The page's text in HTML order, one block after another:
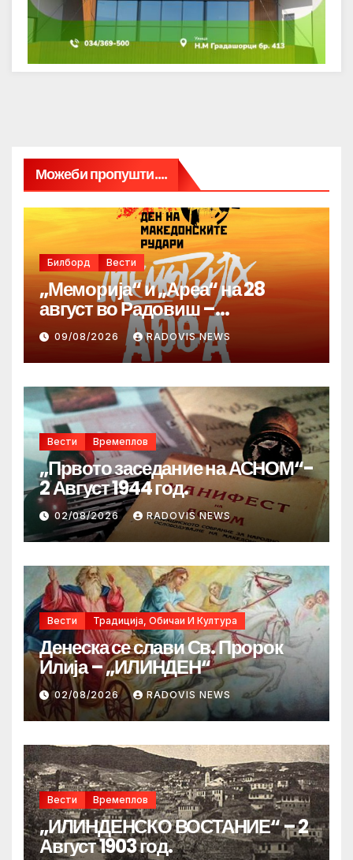
Можеби пропушти....
Билборд Вести
„Меморија“ и „Ареа“ на 28
август во Радовиш –
продолжува традицијата за
Денот на македонските рудари
09/08/2026 RADOVIS NEWS
Вести Времеплов
„Првото заседание на АСНОМ“-
2 Август 1944 год.
02/08/2026 RADOVIS NEWS
Вести Традиција, Обичаи И Култура
Денеска се слави Св. Пророк
Илија – „ИЛИНДЕН“
02/08/2026 RADOVIS NEWS
Вести Времеплов
„ИЛИНДЕНСКО ВОСТАНИЕ“ – 2
Август 1903 год.